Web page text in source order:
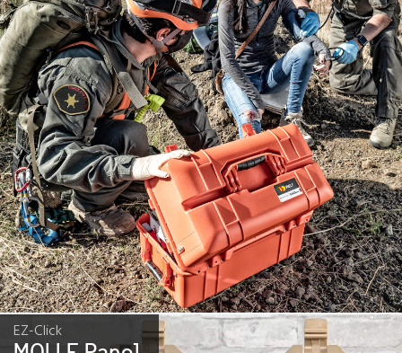
EZ-Click